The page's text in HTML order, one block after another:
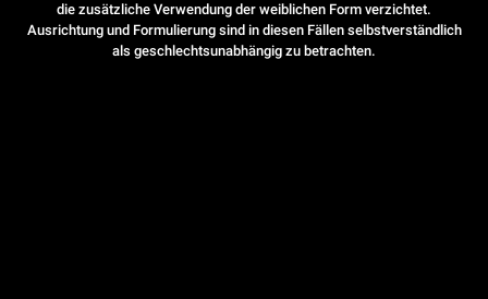
die zusätzliche Verwendung der weiblichen Form verzichtet.
Ausrichtung und Formulierung sind in diesen Fällen selbstverständlich
als geschlechtsunabhängig zu betrachten.